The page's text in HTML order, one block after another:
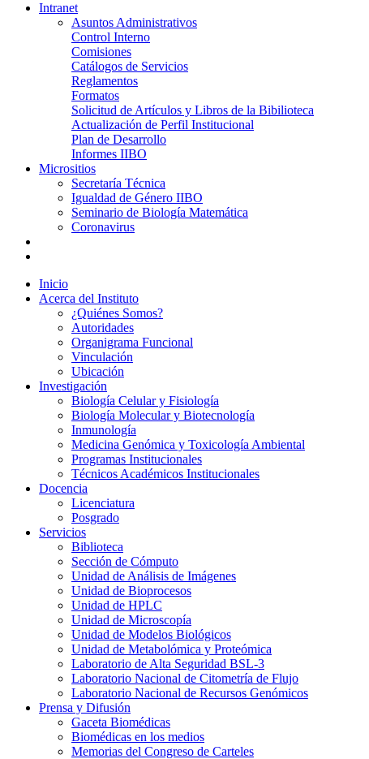
Intranet
Asuntos Administrativos
Control Interno
Comisiones
Catálogos de Servicios
Reglamentos
Formatos
Solicitud de Artículos y Libros de la Bibilioteca
Actualización de Perfil Institucional
Plan de Desarrollo
Informes IIBO
Micrositios
Secretaría Técnica
Igualdad de Género IIBO
Seminario de Biología Matemática
Coronavirus
Inicio
Acerca del Instituto
¿Quiénes Somos?
Autoridades
Organigrama Funcional
Vinculación
Ubicación
Investigación
Biología Celular y Fisiología
Biología Molecular y Biotecnología
Inmunología
Medicina Genómica y Toxicología Ambiental
Programas Institucionales
Técnicos Académicos Institucionales
Docencia
Licenciatura
Posgrado
Servicios
Biblioteca
Sección de Cómputo
Unidad de Análisis de Imágenes
Unidad de Bioprocesos
Unidad de HPLC
Unidad de Microscopía
Unidad de Modelos Biológicos
Unidad de Metabolómica y Proteómica
Laboratorio de Alta Seguridad BSL-3
Laboratorio Nacional de Citometría de Flujo
Laboratorio Nacional de Recursos Genómicos
Prensa y Difusión
Gaceta Biomédicas
Biomédicas en los medios
Memorias del Congreso de Carteles